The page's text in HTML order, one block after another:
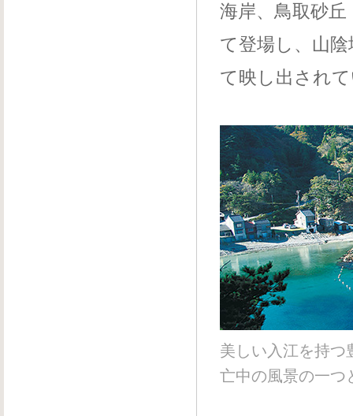
海岸、鳥取砂
て登場し、山
て映し出され
美しい入江を持つ
亡中の風景の一つ